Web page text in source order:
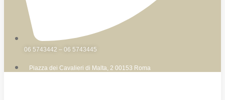
06 5743442 – 06 5743445
Piazza dei Cavalieri di Malta, 2 00153 Roma